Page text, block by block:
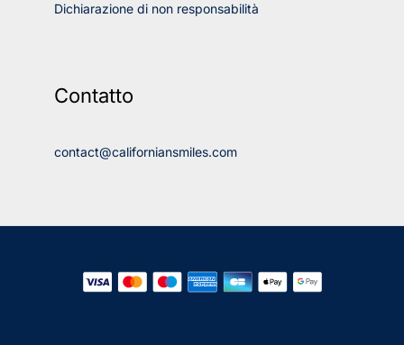
Dichiarazione di non responsabilità
Contatto
contact@californiansmiles.com